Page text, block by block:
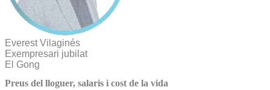
Everest Vilaginés
Exempresari jubilat
El Gong
Preus del lloguer, salaris i cost de la vida